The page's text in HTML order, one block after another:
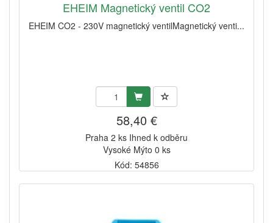
EHEIM Magnetický ventil CO2
EHEIM CO2 - 230V magnetický ventilMagnetický venti...
58,40 €
Praha 2 ks Ihned k odběru
Vysoké Mýto 0 ks
Kód: 54856